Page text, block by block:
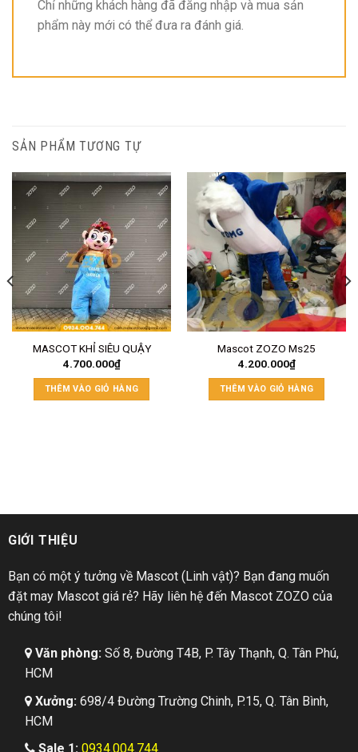
Chỉ những khách hàng đã đăng nhập và mua sản
phẩm này mới có thể đưa ra đánh giá.
SẢN PHẨM TƯƠNG TỰ
MASCOT KHỈ SIÊU QUẬY
4.700.000₫
THÊM VÀO GIỎ HÀNG
Mascot ZOZO Ms25
4.200.000₫
THÊM VÀO GIỎ HÀNG
GIỚI THIỆU
Bạn có một ý tưởng về Mascot (Linh vật)? Bạn đang muốn
đặt may Mascot giá rẻ? Hãy liên hệ đến Mascot ZOZO của
chúng tôi!
Văn phòng:Số 8, Đường T4B, P. Tây Thạnh, Q. Tân Phú,
HCM
Xưởng: 698/4 Đường Trường Chinh, P.15, Q. Tân Bình,
HCM
Sale 1: 0934.004.744